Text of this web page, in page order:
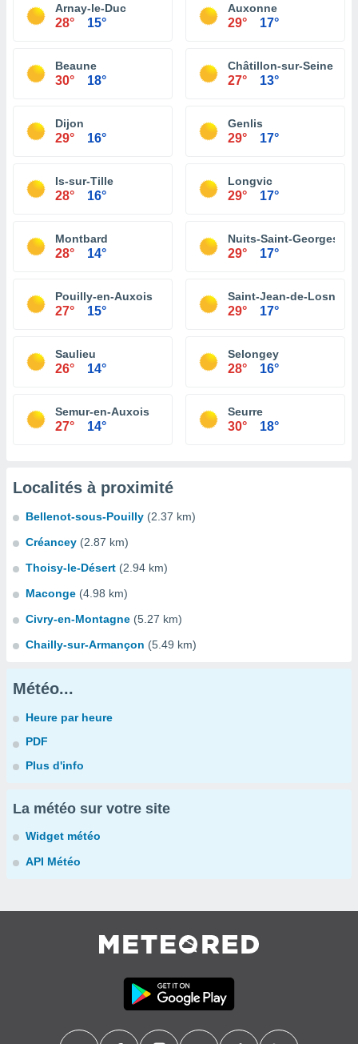
Arnay-le-Duc
28° 15°
Auxonne
29° 17°
Beaune
30° 18°
Châtillon-sur-Seine
27° 13°
Dijon
29° 16°
Genlis
29° 17°
Is-sur-Tille
28° 16°
Longvic
29° 17°
Montbard
28° 14°
Nuits-Saint-Georges
29° 17°
Pouilly-en-Auxois
27° 15°
Saint-Jean-de-Losne
29° 17°
Saulieu
26° 14°
Selongey
28° 16°
Semur-en-Auxois
27° 14°
Seurre
30° 18°
Localités à proximité
Bellenot-sous-Pouilly (2.37 km)
Créancey (2.87 km)
Thoisy-le-Désert (2.94 km)
Maconge (4.98 km)
Civry-en-Montagne (5.27 km)
Chailly-sur-Armançon (5.49 km)
Météo...
Heure par heure
PDF
Plus d'info
La météo sur votre site
Widget météo
API Météo